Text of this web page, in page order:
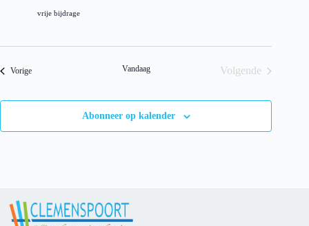
vrije bijdrage
VorigeEvenementen Vandaag
Volgende
Abonneer op kalender